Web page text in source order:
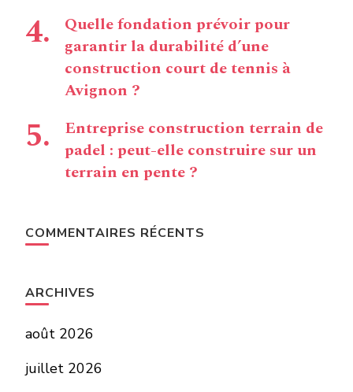
Quelle fondation prévoir pour
garantir la durabilité d’une
construction court de tennis à
Avignon ?
Entreprise construction terrain de
padel : peut-elle construire sur un
terrain en pente ?
COMMENTAIRES RÉCENTS
ARCHIVES
août 2026
juillet 2026